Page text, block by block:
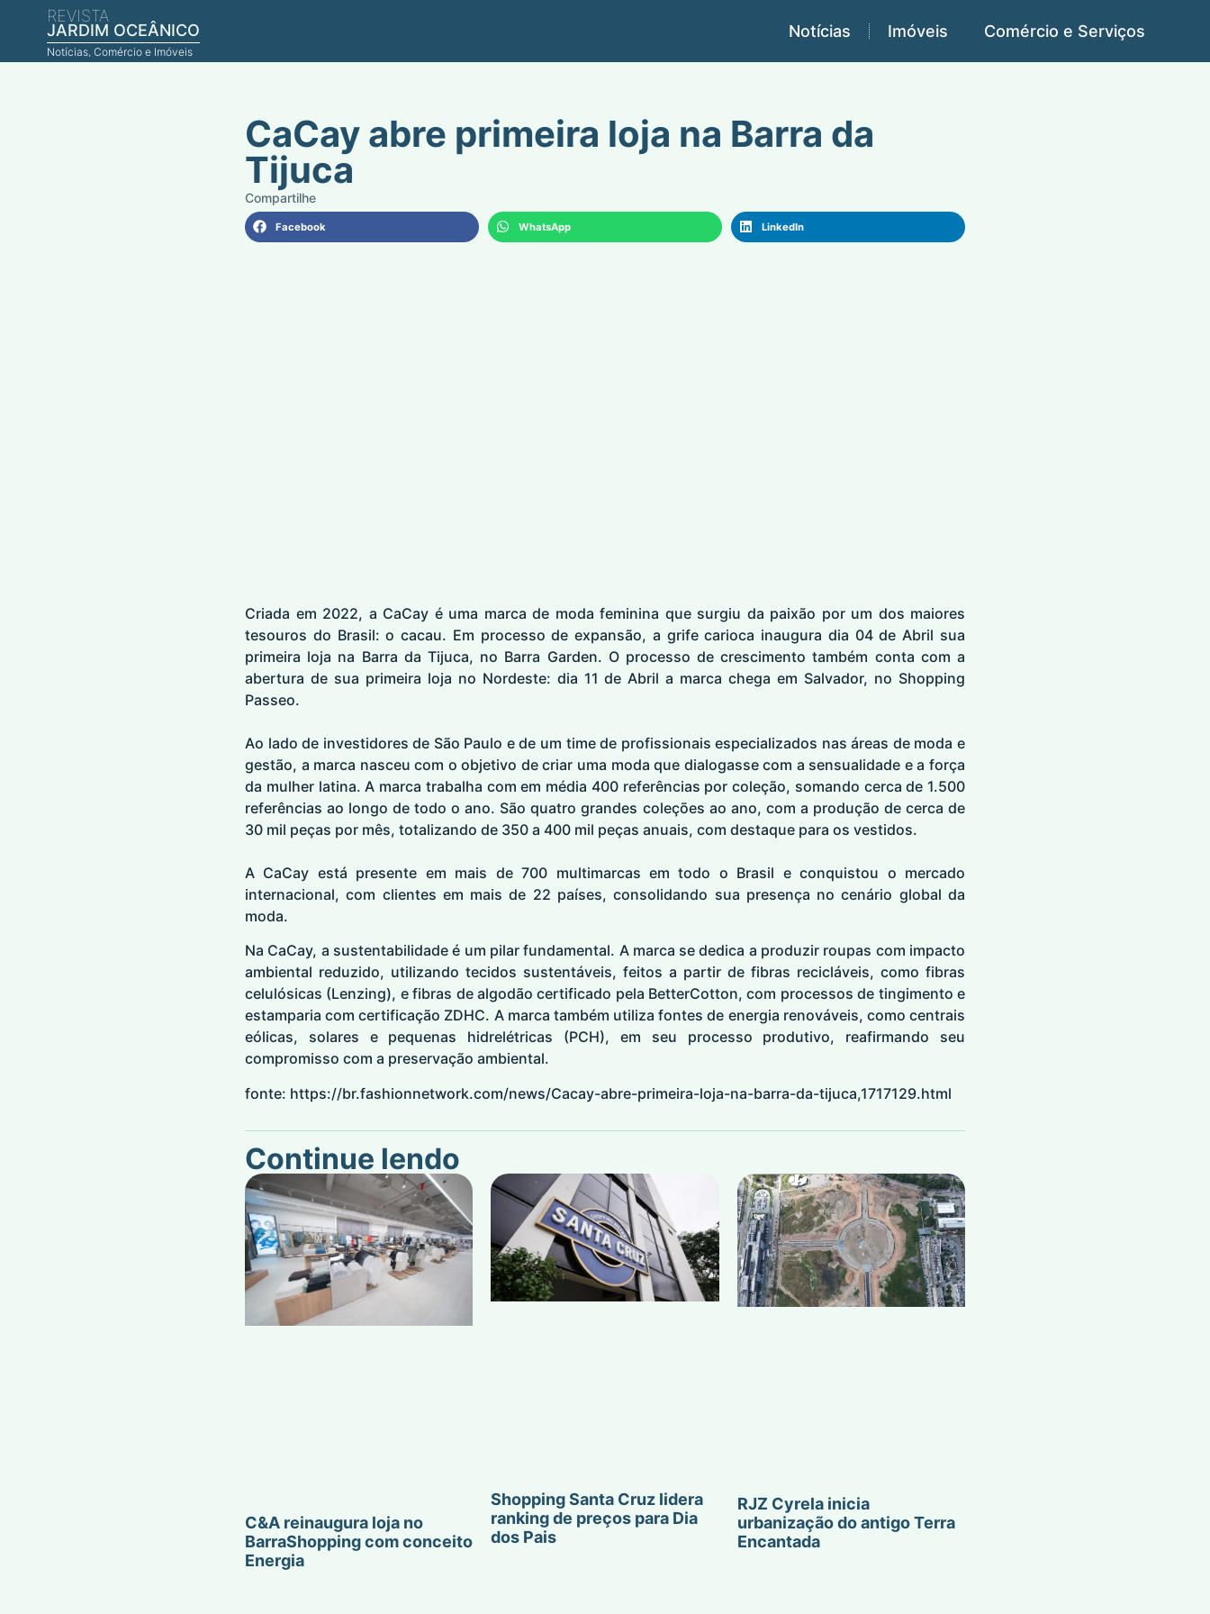
REVISTA
JARDIM OCEÂNICO
Notícias, Comércio e Imóveis
Notícias Imóveis Comércio e Serviços
CaCay abre primeira loja na Barra da
Tijuca
Facebook WhatsApp LinkedIn
Criada em 2022, a CaCay é uma marca de moda feminina que surgiu da paixão por um dos maiores
tesouros do Brasil: o cacau. Em processo de expansão, a grife carioca inaugura dia 04 de Abril sua
primeira loja na Barra da Tijuca, no Barra Garden. O processo de crescimento também conta com a
abertura de sua primeira loja no Nordeste: dia 11 de Abril a marca chega em Salvador, no Shopping
Passeo.
Ao lado de investidores de São Paulo e de um time de profissionais especializados nas áreas de moda e
gestão, a marca nasceu com o objetivo de criar uma moda que dialogasse com a sensualidade e a força
da mulher latina. A marca trabalha com em média 400 referências por coleção, somando cerca de 1.500
referências ao longo de todo o ano. São quatro grandes coleções ao ano, com a produção de cerca de
30 mil peças por mês, totalizando de 350 a 400 mil peças anuais, com destaque para os vestidos.
A CaCay está presente em mais de 700 multimarcas em todo o Brasil e conquistou o mercado
internacional, com clientes em mais de 22 países, consolidando sua presença no cenário global da
moda.
Na CaCay, a sustentabilidade é um pilar fundamental. A marca se dedica a produzir roupas com impacto
ambiental reduzido, utilizando tecidos sustentáveis, feitos a partir de fibras recicláveis, como fibras
celulósicas (Lenzing), e fibras de algodão certificado pela BetterCotton, com processos de tingimento e
estamparia com certificação ZDHC. A marca também utiliza fontes de energia renováveis, como centrais
eólicas, solares e pequenas hidrelétricas (PCH), em seu processo produtivo, reafirmando seu
compromisso com a preservação ambiental.
fonte: https://br.fashionnetwork.com/news/Cacay-abre-primeira-loja-na-barra-da-tijuca,1717129.html
Continue lendo
C&A reinaugura loja no
BarraShopping com conceito
Energia
Shopping Santa Cruz lidera
ranking de preços para Dia
dos Pais
RJZ Cyrela inicia
urbanização do antigo Terra
Encantada